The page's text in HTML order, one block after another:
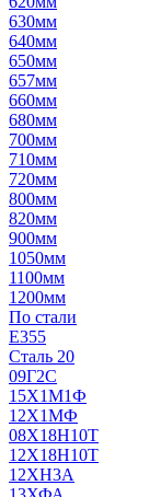
630мм
640мм
650мм
657мм
660мм
680мм
700мм
710мм
720мм
800мм
820мм
900мм
1050мм
1100мм
1200мм
По стали
E355
Сталь 20
09Г2С
15Х1М1Ф
12Х1МФ
08Х18Н10Т
12Х18Н10Т
12ХН3А